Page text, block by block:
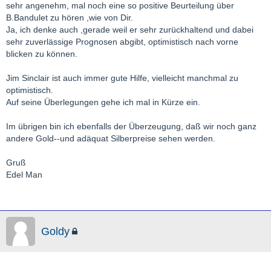
sehr angenehm, mal noch eine so positive Beurteilung über
B.Bandulet zu hören ,wie von Dir.
Ja, ich denke auch ,gerade weil er sehr zurückhaltend und dabei
sehr zuverlässige Prognosen abgibt, optimistisch nach vorne
blicken zu können.
Jim Sinclair ist auch immer gute Hilfe, vielleicht manchmal zu
optimistisch.
Auf seine Überlegungen gehe ich mal in Kürze ein.
Im übrigen bin ich ebenfalls der Überzeugung, daß wir noch ganz
andere Gold--und adäquat Silberpreise sehen werden.
Gruß
Edel Man
Goldy